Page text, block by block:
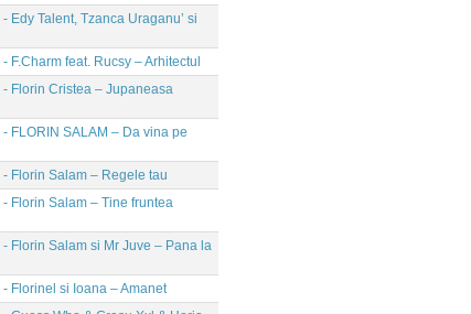
- Edy Talent, Tzanca Uraganu’ si
- F.Charm feat. Rucsy – Arhitectul
- Florin Cristea – Jupaneasa
- FLORIN SALAM – Da vina pe
- Florin Salam – Regele tau
- Florin Salam – Tine fruntea
- Florin Salam si Mr Juve – Pana la
- Florinel si Ioana – Amanet